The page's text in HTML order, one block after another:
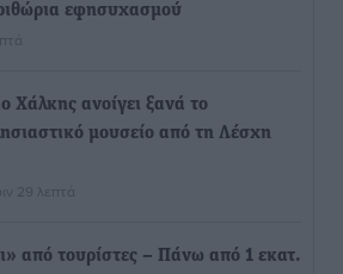
εφησυχασμού
Χάλκης ανοίγει ξανά το
μουσείο από τη Λέσχη
29 λεπτά
από τουρίστες – Πάνω από 1 εκατ.